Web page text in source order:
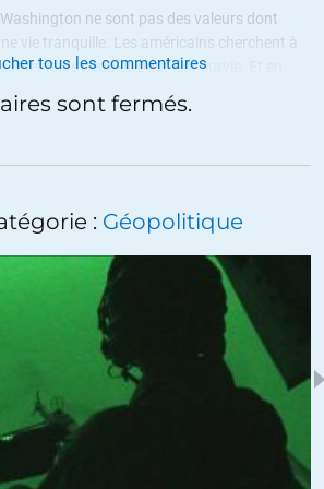
ne sont pas des valeurs dont
vie tranquille. Les américains cherchent à
leurs peuples pour leur survie. Et en
cette fin n’est pas loin. Il y a d’autres pays
par leur armement en sacrifiant leur
19.08.2022 à 11h18
fera autre-chose
moyens de dominer tout ou partie du
dire TOUS.
face à la nécessité de survie du Système
tous les commentaires
sont fermés.
: Géopolitique